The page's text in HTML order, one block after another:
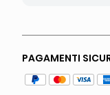
PAGAMENTI